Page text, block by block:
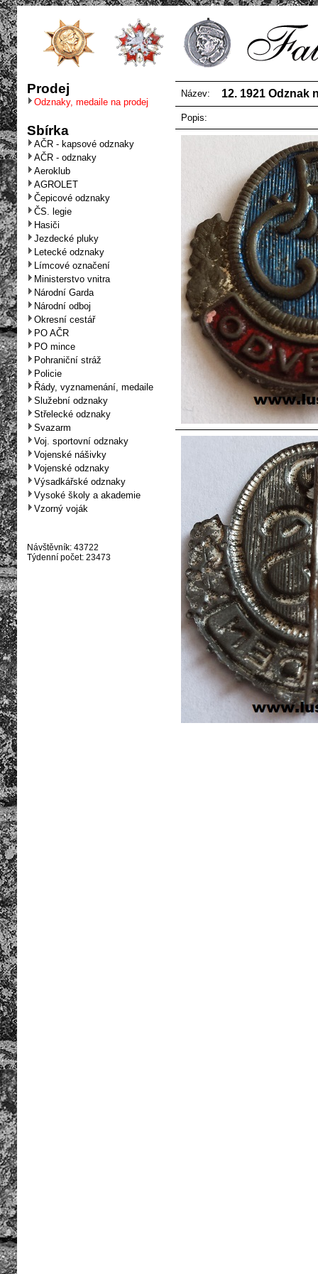
Prodej
Odznaky, medaile na prodej
Sbírka
AČR - kapsové odznaky
AČR - odznaky
Aeroklub
AGROLET
Čepicové odznaky
ČS. legie
Hasiči
Jezdecké pluky
Letecké odznaky
Límcové označení
Ministerstvo vnitra
Národní Garda
Národní odboj
Okresní cestář
PO AČR
PO mince
Pohraniční stráž
Policie
Řády, vyznamenání, medaile
Služební odznaky
Střelecké odznaky
Svazarm
Voj. sportovní odznaky
Vojenské nášivky
Vojenské odznaky
Výsadkářské odznaky
Vysoké školy a akademie
Vzorný voják
Návštěvník: 43722
Týdenní počet: 23473
Název: 12. 1921 Odznak
Popis: